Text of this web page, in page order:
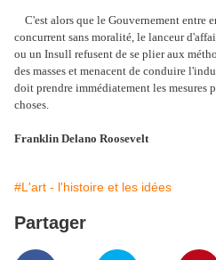
C'est alors que le Gouvernement entre
concurrent sans moralité, le lanceur
ou un Insull refusent de se plier aux
des masses et menacent de conduire
doit prendre immédiatement les mesures
choses.
Franklin Delano Roosevelt
#L'art - l'histoire et les idées
Partager